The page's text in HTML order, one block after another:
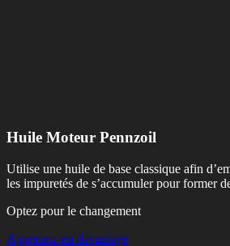
Huile Moteur Pennzoil
Utilise une huile de base classique afin
les impuretés de s’accumuler pour former
Optez pour le changement
Apprenez-en davantage